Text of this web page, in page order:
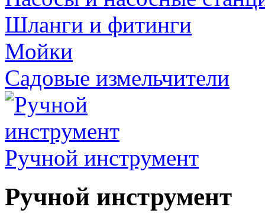
Шланги и фитинги
Мойки
Садовые измельчители
Ручной инструмент
Ручной инструмент